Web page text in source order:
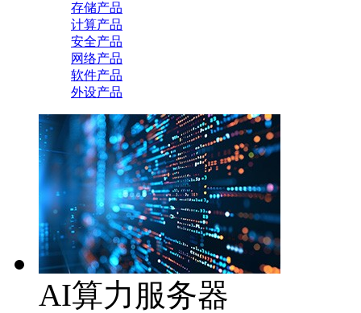
存储产品
计算产品
安全产品
网络产品
软件产品
外设产品
AI算力服务器